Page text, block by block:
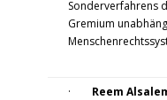
Sonderverfahrens
Gremium
· Reem